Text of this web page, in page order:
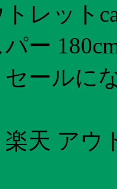
レット
ー
ールに
天 アウ